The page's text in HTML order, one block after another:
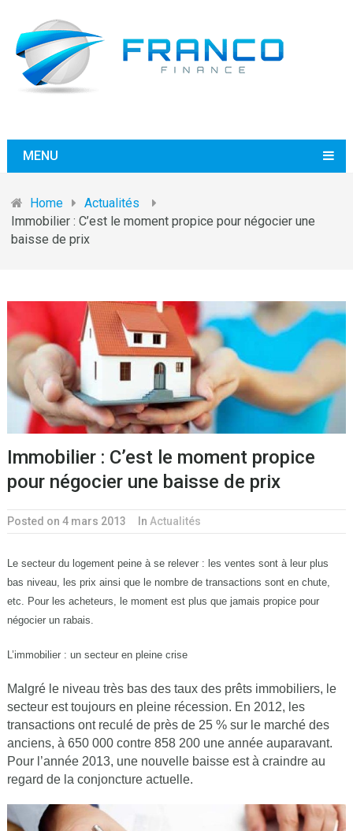
MENU
Home
Actualités
Immobilier : C’est le moment propice pour négocier une
baisse de prix
Immobilier : C’est le moment propice
pour négocier une baisse de prix
Posted on 4 mars 2013 In Actualités
Le secteur du logement peine à se relever : les ventes sont à leur plus
bas niveau, les prix ainsi que le nombre de transactions sont en chute,
etc. Pour les acheteurs, le moment est plus que jamais propice pour
négocier un rabais.
L’immobilier : un secteur en pleine crise
Malgré le niveau très bas des taux des prêts immobiliers, le
secteur est toujours en pleine récession. En 2012, les
transactions ont reculé de près de 25 % sur le marché des
anciens, à 650 000 contre 858 200 une année auparavant.
Pour l’année 2013, une nouvelle baisse est à craindre au
regard de la conjoncture actuelle.